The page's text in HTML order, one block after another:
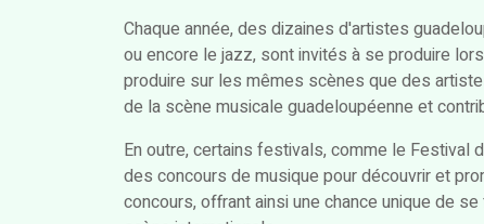
Chaque année, des dizaines d'artistes
ou encore le jazz, sont invités à se produire
produire sur les mêmes scènes que des
de la scène musicale guadeloupéenne et
En outre, certains festivals, comme le Festival
des concours de musique pour découvrir et
concours, offrant ainsi une chance unique de